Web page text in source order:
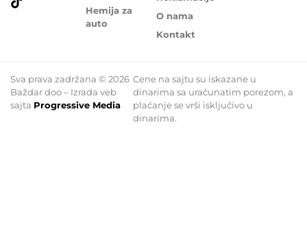
Hemija za
auto
O nama
Kontakt
Sva prava zadržana © 2026
Baždar doo – Izrada veb
sajta Progressive Media
Cene na sajtu su iskazane u
dinarima sa uračunatim porezom, a
plaćanje se vrši isključivo u
dinarima.